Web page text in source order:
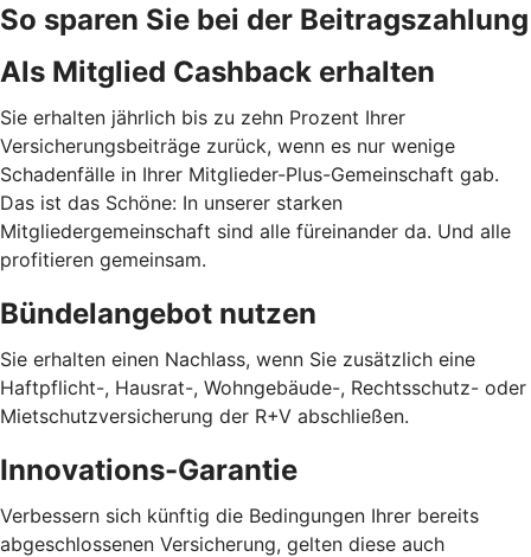
So sparen Sie bei der Beitragszahlung
Als Mitglied Cashback erhalten
Sie erhalten jährlich bis zu zehn Prozent Ihrer
Versicherungsbeiträge zurück, wenn es nur wenige
Schadenfälle in Ihrer Mitglieder-Plus-Gemeinschaft gab.
Das ist das Schöne: In unserer starken
Mitgliedergemeinschaft sind alle füreinander da. Und alle
profitieren gemeinsam.
Bündelangebot nutzen
Sie erhalten einen Nachlass, wenn Sie zusätzlich eine
Haftpflicht-, Hausrat-, Wohngebäude-, Rechtsschutz- oder
Mietschutzversicherung der R+V abschließen.
Innovations-Garantie
Verbessern sich künftig die Bedingungen Ihrer bereits
abgeschlossenen Versicherung, gelten diese auch